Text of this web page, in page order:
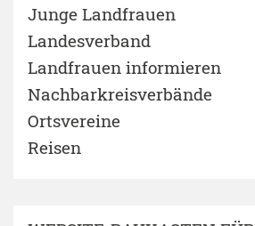
Junge Landfrauen
Landesverband
Landfrauen informieren
Nachbarkreisverbände
Ortsvereine
Reisen